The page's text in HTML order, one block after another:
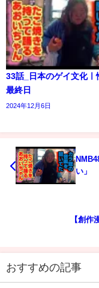
33話_日本のゲイ文化ㅣ
最終日
2024年12月6日
い」
【創作
おすすめの記事